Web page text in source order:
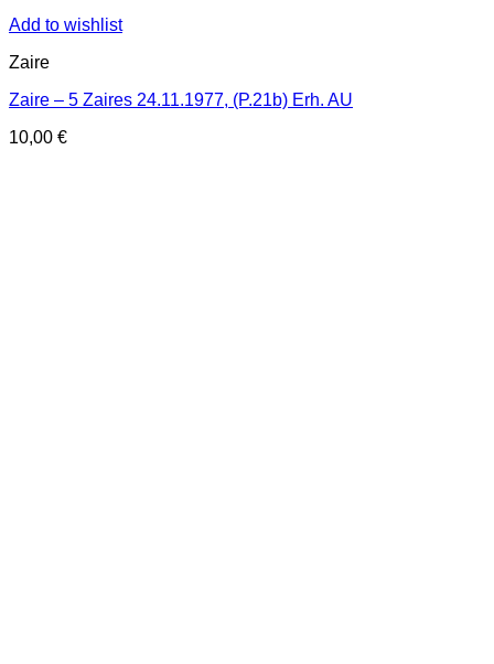
Add to wishlist
Zaire
Zaire – 5 Zaires 24.11.1977, (P.21b) Erh. AU
10,00 €